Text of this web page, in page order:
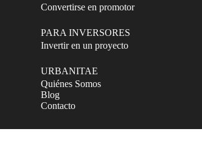
Convertirse en promotor
PARA INVERSORES
Invertir en un proyecto
URBANITAE
Quiénes Somos
Blog
Contacto